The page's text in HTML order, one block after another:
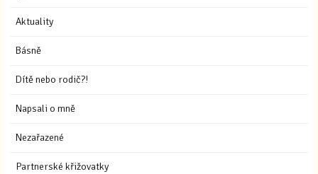
Aktuality
Básně
Dítě nebo rodič?!
Napsali o mně
Nezařazené
Partnerské křižovatky